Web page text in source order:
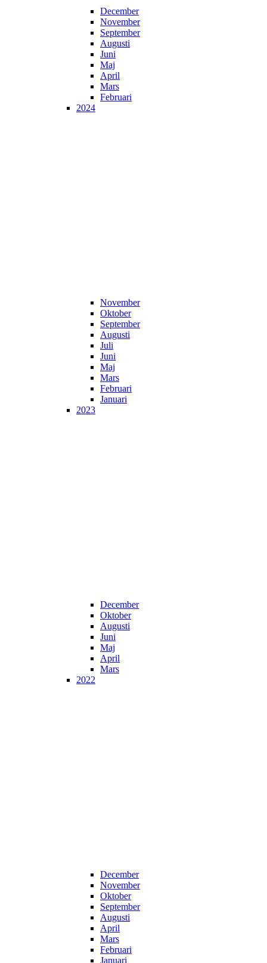
December
November
September
Augusti
Juni
Maj
April
Mars
Februari
2024
November
Oktober
September
Augusti
Juli
Juni
Maj
Mars
Februari
Januari
2023
December
Oktober
Augusti
Juni
Maj
April
Mars
2022
December
November
Oktober
September
Augusti
April
Mars
Februari
Januari